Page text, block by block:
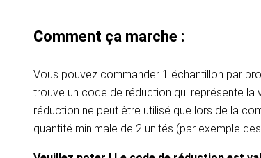
Comment ça marche :
Vous pouvez commander 1 échantillon par
trouve un code de réduction qui représente la
réduction ne peut être utilisé que lors de la
quantité minimale de 2 unités (par exemple